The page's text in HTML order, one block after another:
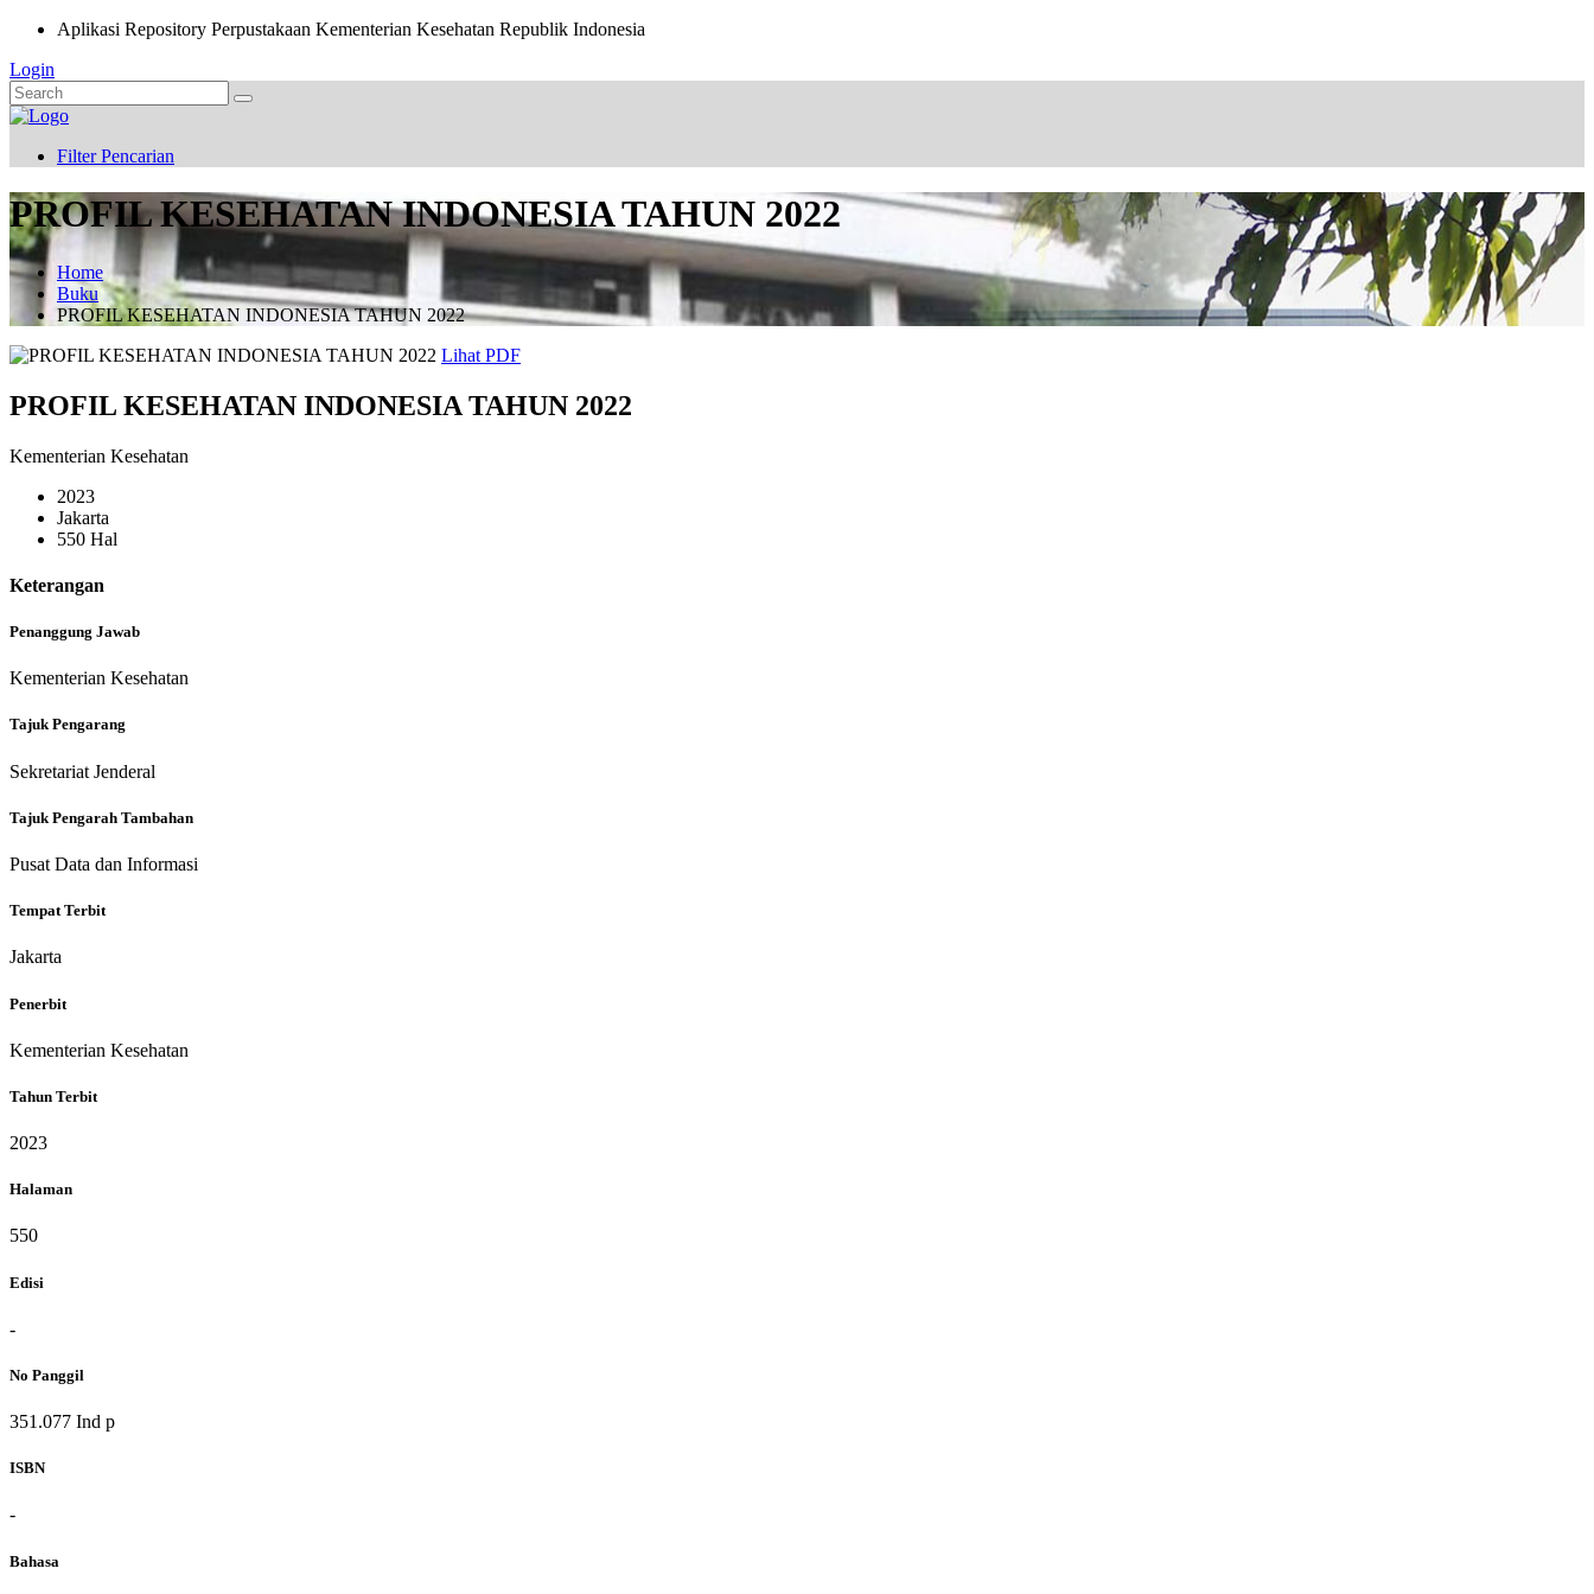
Aplikasi Repository Perpustakaan Kementerian Kesehatan Republik Indonesia
Login
Filter Pencarian
PROFIL KESEHATAN INDONESIA TAHUN 2022
Home
Buku
PROFIL KESEHATAN INDONESIA TAHUN 2022
Lihat PDF
PROFIL KESEHATAN INDONESIA TAHUN 2022
Kementerian Kesehatan
2023
Jakarta
550 Hal
Keterangan
Penanggung Jawab
Kementerian Kesehatan
Tajuk Pengarang
Sekretariat Jenderal
Tajuk Pengarah Tambahan
Pusat Data dan Informasi
Tempat Terbit
Jakarta
Penerbit
Kementerian Kesehatan
Tahun Terbit
2023
Halaman
550
Edisi
-
No Panggil
351.077 Ind p
ISBN
-
Bahasa